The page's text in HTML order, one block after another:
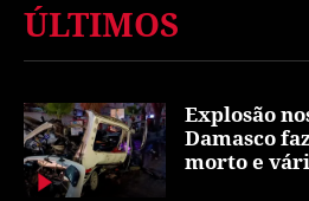
ÚLTIMOS
Explosão
Damasco
morto e